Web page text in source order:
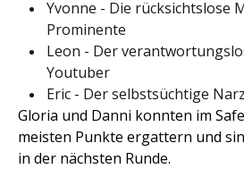
Yvonne - Die rücksichtslose
Prominente
Leon - Der
Youtuber
Eric - Der selbstsüchtige
Gloria und Danni konnten im
meisten Punkte ergattern und
in der nächsten Runde.